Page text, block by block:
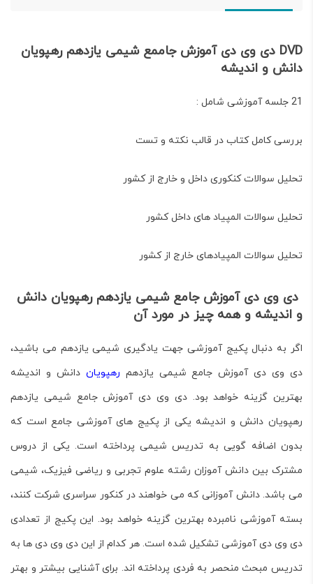
DVD دی وی دی آموزش جاممع شیمی یازدهم رهپویان
دانش و اندیشه
21 جلسه آموزشی شامل :
بررسی کامل کتاب در قالب نکته و تست
تحلیل سوالات کنکوری داخل و خارج از کشور
تحلیل سوالات المپیاد های داخل کشور
تحلیل سوالات المپیادهای خارج از کشور
دی وی دی آموزش جامع شیمی یازدهم رهپویان دانش
و اندیشه و همه چیز در مورد آن
اگر به دنبال پکیج آموزشی جهت یادگیری شیمی یازدهم می باشید،
دی وی دی آموزش جامع شیمی یازدهم رهپویان دانش و اندیشه
بهترین گزینه خواهد بود. دی وی دی آموزش جامع شیمی یازدهم
رهپویان دانش و اندیشه یکی از پکیج های آموزشی جامع است که
بدون اضافه گویی به تدریس شیمی پرداخته است. یکی از دروس
مشترک بین دانش آموزان رشته علوم تجربی و ریاضی فیزیک، شیمی
می باشد. دانش آموزانی که می خواهند در کنکور سراسری شرکت کنند،
بسته آموزشی نامبرده بهترین گزینه خواهد بود. این پکیج از تعدادی
دی وی دی آموزشی تشکیل شده است. هر کدام از این دی وی دی ها به
تدریس مبحث منحصر به فردی پرداخته اند. برای آشنایی بیشتر و بهتر